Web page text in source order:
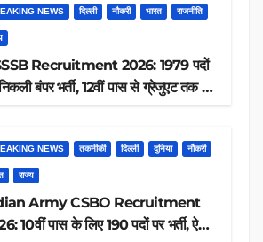
NEWS दिल्ली नौकरी भारत राजनीति
Recruitment 2026: 1979 पदों
बंपर भर्ती, 12वीं पास से ग्रेजुएट तक करें
NEWS तकनीकी दिल्ली दुनिया नौकरी
राज्य
Army CSBO Recruitment
10वीं पास के लिए 190 पदों पर भर्ती, ऐसे